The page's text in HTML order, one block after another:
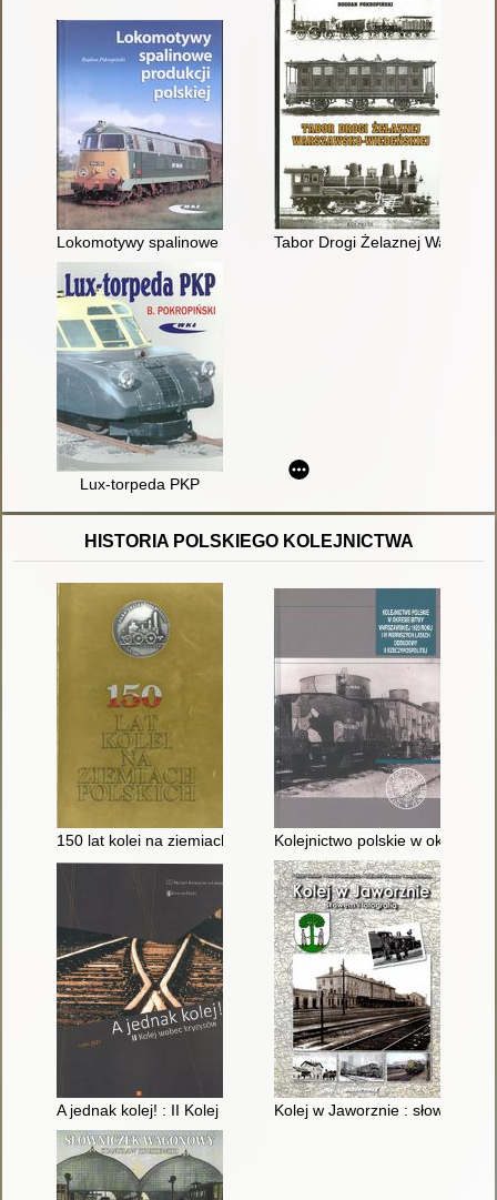
Lokomotywy spalinowe produkcji polskiejTabor Drogi Żelaznej
Lux-torpeda PKP
HISTORIA POLSKIEGO KOLEJNICTWA
150 lat kolei na ziemiach polskichKolejnictwo polskie w okresie
A jednak kolej! : II Kolej wobec kryzysówKolej w Jaworznie : słowem i